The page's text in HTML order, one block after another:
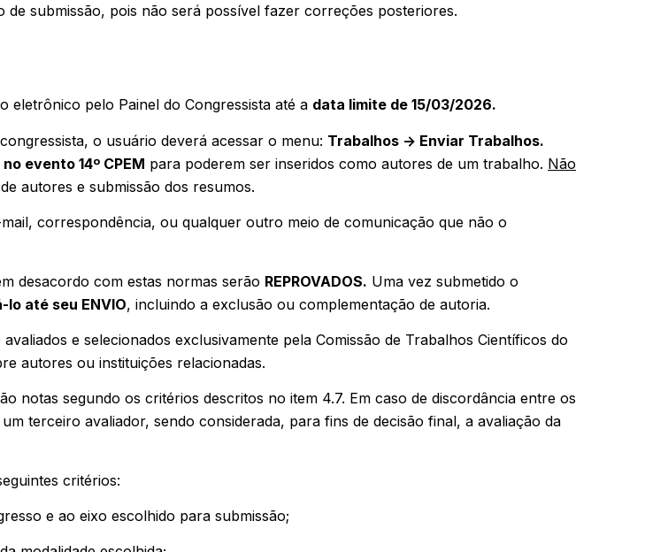
submissão, pois não será possível fazer correções posteriores.
eletrônico pelo Painel do Congressista até a data limite de 15/03/2026.
o usuário deverá acessar o menu: Trabalhos -> Enviar Trabalhos.
no evento 14º CPEM para poderem ser inseridos como autores de um trabalho. Não
autores e submissão dos resumos.
correspondência, ou qualquer outro meio de comunicação que não o
desacordo com estas normas serão REPROVADOS. Uma vez submetido o
até seu ENVIO, incluindo a exclusão ou complementação de autoria.
e selecionados exclusivamente pela Comissão de Trabalhos Científicos do
autores ou instituições relacionadas.
notas segundo os critérios descritos no item 4.7. Em caso de discordância entre os
terceiro avaliador, sendo considerada, para fins de decisão final, a avaliação da
critérios:
e ao eixo escolhido para submissão;